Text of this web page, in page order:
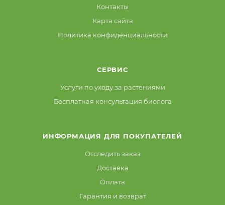
Контакты
Карта сайта
Политика конфиденциальности
СЕРВИС
Услуги по уходу за растениями
Бесплатная консультация биолога
ИНФОРМАЦИЯ ДЛЯ ПОКУПАТЕЛЕЙ
Отследить заказ
Доставка
Оплата
Гарантия и возврат